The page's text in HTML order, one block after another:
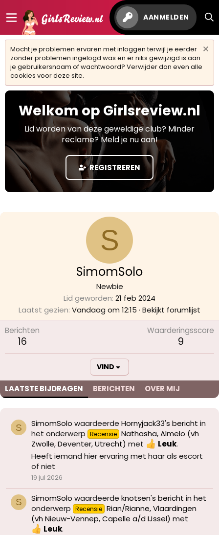
AANMELDEN
Mocht je problemen ervaren met inloggen terwijl je eerder
zonder problemen ingelogd was en er niks gewijzigd is aan
je gebruikersnaam of wachtwoord? Verwijder dan even alle
cookies voor deze site.
Welkom op Girlsreview.nl
Lid worden van deze geweldige club? Minder
reclame? Meld je nu aan!
REGISTREREN
S
SimomSolo
Newbie
Lid geworden 21 feb 2024
Laatst gezien Vandaag om 12:15 · Bekijkt forumlijst
Berichten
16
Waarderingsscore
9
VIND
LAATSTE BIJDRAGEN BERICHTEN OVER MIJ
S SimomSolo waardeerde Hornyjack33's bericht in
het onderwerp Recensie Nathasha, Almelo (vh
Zwolle, Deventer, Utrecht) met Leuk.
Heeft iemand hier ervaring met haar als escort
of niet
19 jul 2026
S SimomSolo waardeerde knotsen's bericht in het
onderwerp Recensie Rian/Rianne, Vlaardingen
(vh Nieuw-Vennep, Capelle a/d IJssel) met
Leuk.